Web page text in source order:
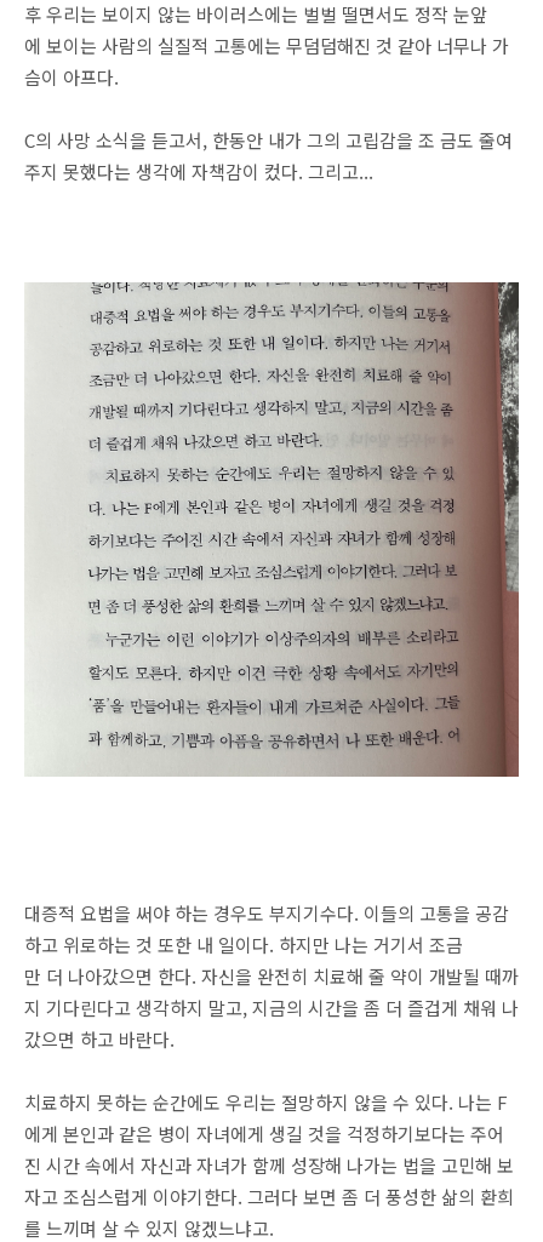
후 우리는 보이지 않는 바이러스에는 벌벌 떨면서도 정작 눈앞
에 보이는 사람의 실질적 고통에는 무덤덤해진 것 같아 너무나 가
슴이 아프다.
C의 사망 소식을 듣고서, 한동안 내가 그의 고립감을 조 금도 줄여
주지 못했다는 생각에 자책감이 컸다. 그리고...
대증적 요법을 써야 하는 경우도 부지기수다. 이들의 고통을 공감
하고 위로하는 것 또한 내 일이다. 하지만 나는 거기서 조금
만 더 나아갔으면 한다. 자신을 완전히 치료해 줄 약이 개발될 때까
지 기다린다고 생각하지 말고, 지금의 시간을 좀 더 즐겁게 채워 나
갔으면 하고 바란다.
치료하지 못하는 순간에도 우리는 절망하지 않을 수 있다. 나는 F
에게 본인과 같은 병이 자녀에게 생길 것을 걱정하기보다는 주어
진 시간 속에서 자신과 자녀가 함께 성장해 나가는 법을 고민해 보
자고 조심스럽게 이야기한다. 그러다 보면 좀 더 풍성한 삶의 환희
를 느끼며 살 수 있지 않겠느냐고.